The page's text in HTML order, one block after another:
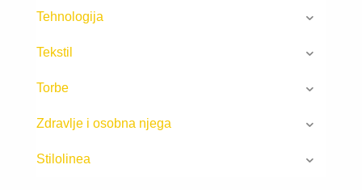
Tehnologija
Tekstil
Torbe
Zdravlje i osobna njega
Stilolinea